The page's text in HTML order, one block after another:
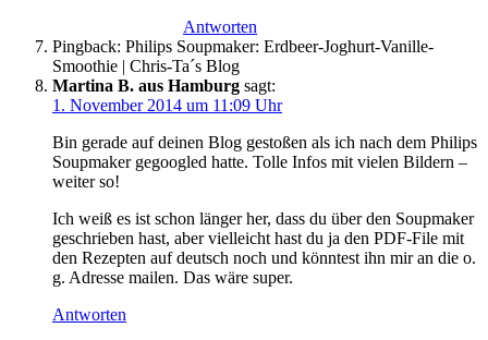
Antworten
Pingback: Philips Soupmaker: Erdbeer-Joghurt-Vanille-
Smoothie | Chris-Ta´s Blog
Martina B. aus Hamburg sagt:
1. November 2014 um 11:09 Uhr
Bin gerade auf deinen Blog gestoßen als ich nach dem Philips
Soupmaker gegoogled hatte. Tolle Infos mit vielen Bildern –
weiter so!
Ich weiß es ist schon länger her, dass du über den Soupmaker
geschrieben hast, aber vielleicht hast du ja den PDF-File mit
den Rezepten auf deutsch noch und könntest ihn mir an die o.
g. Adresse mailen. Das wäre super.
Antworten